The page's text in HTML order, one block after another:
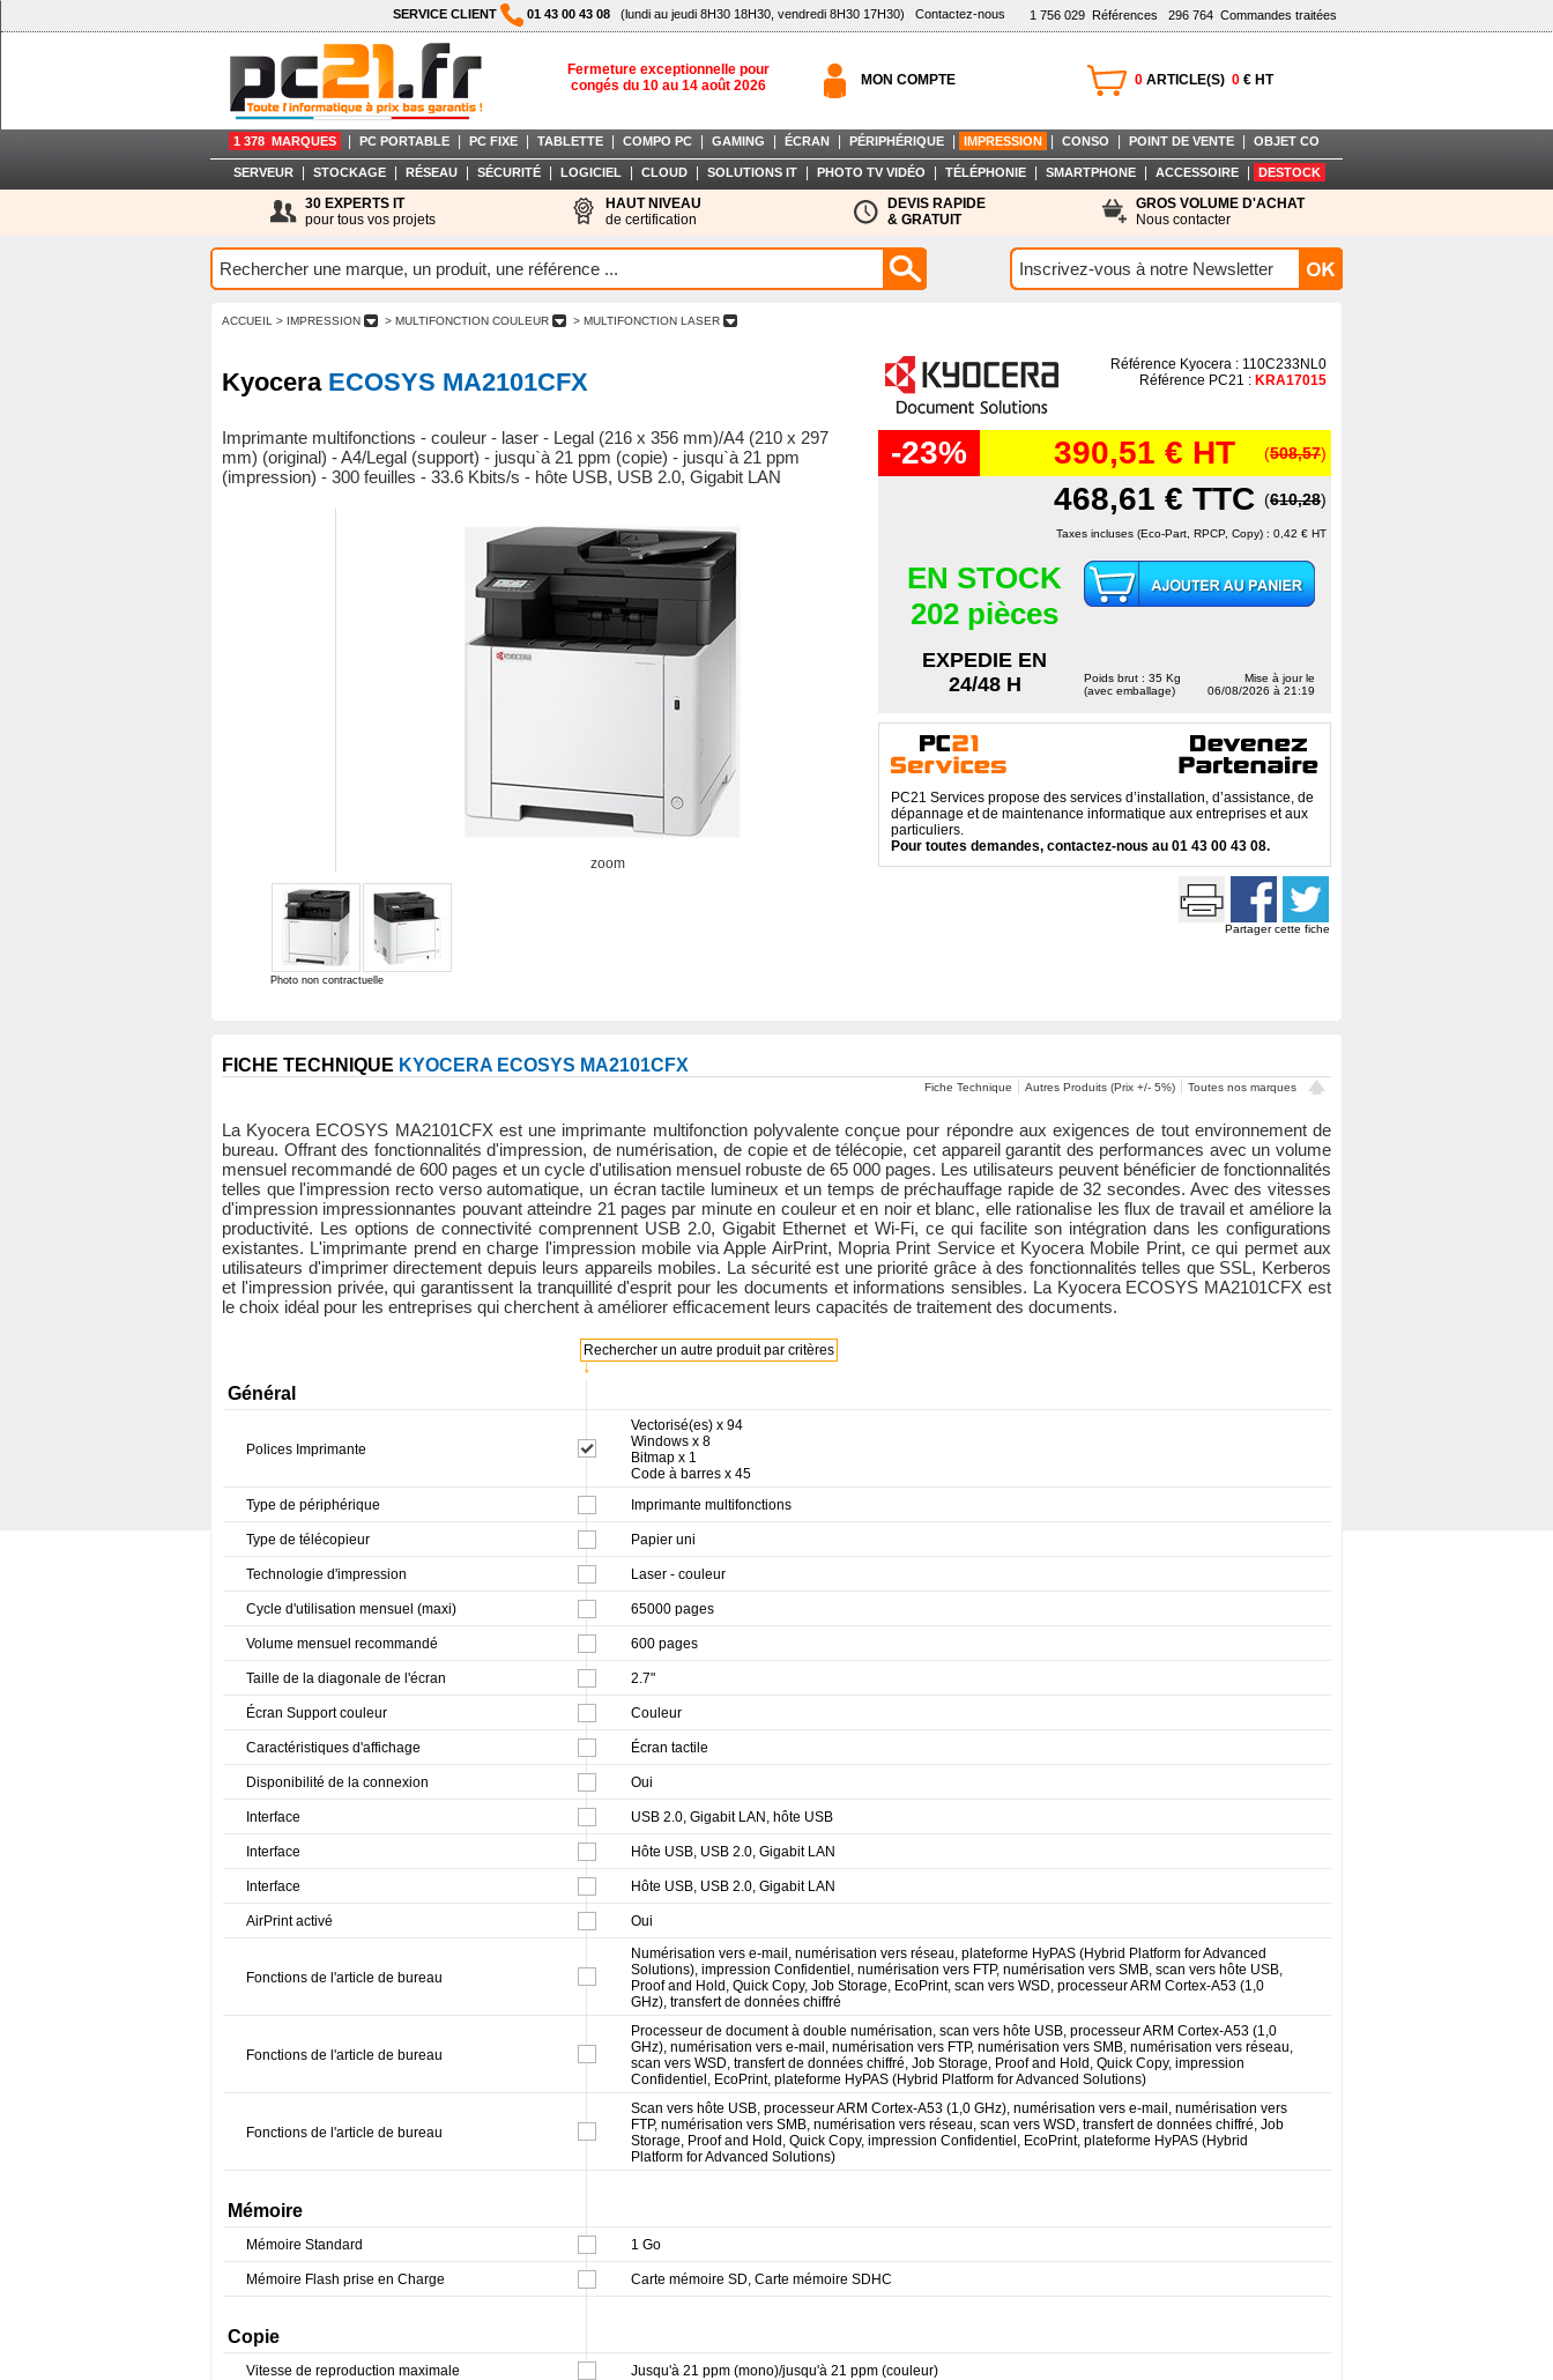
1 756 029 Références 296 764 Commandes traitées
SERVICE CLIENT 01 43 00 43 08 (lundi au jeudi 8H30 18H30, vendredi 8H30 17H30) Contactez-nous
Fermeture exceptionnelle pour
congés du 10 au 14 août 2026
0 ARTICLE(S) 0 € HT
MON COMPTE
1 378 MARQUES PC PORTABLE PC FIXE TABLETTE COMPO PC GAMING ÉCRAN PÉRIPHÉRIQUE IMPRESSION CONSO POINT DE VENTE OBJET CO
SERVEUR STOCKAGE RÉSEAU SÉCURITÉ LOGICIEL CLOUD SOLUTIONS IT PHOTO TV VIDÉO TÉLÉPHONIE SMARTPHONE ACCESSOIRE DESTOCK
30 EXPERTS IT
pour tous vos projets
HAUT NIVEAU
de certification
DEVIS RAPIDE
& GRATUIT
GROS VOLUME D'ACHAT
Nous contacter
ACCUEIL > IMPRESSION > MULTIFONCTION COULEUR > MULTIFONCTION LASER
Kyocera ECOSYS MA2101CFX
Imprimante multifonctions - couleur - laser - Legal (216 x 356 mm)/A4 (210 x 297
mm) (original) - A4/Legal (support) - jusqu`à 21 ppm (copie) - jusqu`à 21 ppm
(impression) - 300 feuilles - 33.6 Kbits/s - hôte USB, USB 2.0, Gigabit LAN
zoom
Photo non contractuelle
Référence Kyocera : 110C233NL0
Référence PC21 : KRA17015
-23% 390,51 € HT (508,57)
468,61 € TTC (610,28)
Taxes incluses (Eco-Part, RPCP, Copy) : 0,42 € HT
EN STOCK
202 pièces
EXPEDIE EN
24/48 H
Poids brut : 35 Kg
(avec emballage)
Mise à jour le
06/08/2026 à 21:19
PC21 Services propose des services d’installation, d’assistance, de
dépannage et de maintenance informatique aux entreprises et aux
particuliers.
Pour toutes demandes, contactez-nous au 01 43 00 43 08.
Partager cette fiche
FICHE TECHNIQUE KYOCERA ECOSYS MA2101CFX
Fiche Technique Autres Produits (Prix +/- 5%) Toutes nos marques
La Kyocera ECOSYS MA2101CFX est une imprimante multifonction polyvalente conçue pour répondre aux exigences de tout environnement de
bureau. Offrant des fonctionnalités d'impression, de numérisation, de copie et de télécopie, cet appareil garantit des performances avec un volume
mensuel recommandé de 600 pages et un cycle d'utilisation mensuel robuste de 65 000 pages. Les utilisateurs peuvent bénéficier de fonctionnalités
telles que l'impression recto verso automatique, un écran tactile lumineux et un temps de préchauffage rapide de 32 secondes. Avec des vitesses
d'impression impressionnantes pouvant atteindre 21 pages par minute en couleur et en noir et blanc, elle rationalise les flux de travail et améliore la
productivité. Les options de connectivité comprennent USB 2.0, Gigabit Ethernet et Wi-Fi, ce qui facilite son intégration dans les configurations
existantes. L'imprimante prend en charge l'impression mobile via Apple AirPrint, Mopria Print Service et Kyocera Mobile Print, ce qui permet aux
utilisateurs d'imprimer directement depuis leurs appareils mobiles. La sécurité est une priorité grâce à des fonctionnalités telles que SSL, Kerberos
et l'impression privée, qui garantissent la tranquillité d'esprit pour les documents et informations sensibles. La Kyocera ECOSYS MA2101CFX est
le choix idéal pour les entreprises qui cherchent à améliorer efficacement leurs capacités de traitement des documents.
↓
Rechercher un autre produit par critères
Général
Polices Imprimante
Vectorisé(es) x 94
Windows x 8
Bitmap x 1
Code à barres x 45
Type de périphérique
Imprimante multifonctions
Type de télécopieur Papier uni
Technologie d'impression Laser - couleur
Cycle d'utilisation mensuel (maxi) 65000 pages
Volume mensuel recommandé 600 pages
Taille de la diagonale de l'écran 2.7"
Écran Support couleur Couleur
Caractéristiques d'affichage Écran tactile
Disponibilité de la connexion Oui
Interface USB 2.0, Gigabit LAN, hôte USB
Interface Hôte USB, USB 2.0, Gigabit LAN
Interface Hôte USB, USB 2.0, Gigabit LAN
AirPrint activé Oui
Fonctions de l'article de bureau
Numérisation vers e-mail, numérisation vers réseau, plateforme HyPAS (Hybrid Platform for Advanced
Solutions), impression Confidentiel, numérisation vers FTP, numérisation vers SMB, scan vers hôte USB,
Proof and Hold, Quick Copy, Job Storage, EcoPrint, scan vers WSD, processeur ARM Cortex-A53 (1,0
GHz), transfert de données chiffré
Fonctions de l'article de bureau
Processeur de document à double numérisation, scan vers hôte USB, processeur ARM Cortex-A53 (1,0
GHz), numérisation vers e-mail, numérisation vers FTP, numérisation vers SMB, numérisation vers réseau,
scan vers WSD, transfert de données chiffré, Job Storage, Proof and Hold, Quick Copy, impression
Confidentiel, EcoPrint, plateforme HyPAS (Hybrid Platform for Advanced Solutions)
Fonctions de l'article de bureau
Scan vers hôte USB, processeur ARM Cortex-A53 (1,0 GHz), numérisation vers e-mail, numérisation vers
FTP, numérisation vers SMB, numérisation vers réseau, scan vers WSD, transfert de données chiffré, Job
Storage, Proof and Hold, Quick Copy, impression Confidentiel, EcoPrint, plateforme HyPAS (Hybrid
Platform for Advanced Solutions)
Mémoire
Mémoire Standard 1 Go
Mémoire Flash prise en Charge Carte mémoire SD, Carte mémoire SDHC
Copie
Vitesse de reproduction maximale Jusqu'à 21 ppm (mono)/jusqu'à 21 ppm (couleur)